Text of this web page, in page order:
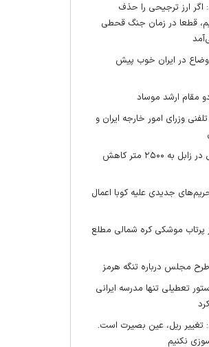
اگر ارز ترجیحی را حذف
قطعا در زمان جنگ قحطی
در ایران خوب پیش
مقام ارشد موساد
وزرای امور خارجه ایران و
دید افقی در زابل به ۲۵۰۰ متر کاهش
جدیدی علیه کوبا اعمال
پرتاب موشکی کره شمالی مطلع
مجلس درباره تنگه هرمز
تعطیلی تنها مدرسه ایرانی
تغییر ریل، عین بصیرت است.
نکنیم